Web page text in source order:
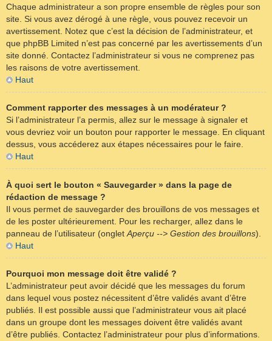
Chaque administrateur a son propre ensemble de règles pour son
site. Si vous avez dérogé à une règle, vous pouvez recevoir un
avertissement. Notez que c’est la décision de l’administrateur, et
que phpBB Limited n’est pas concerné par les avertissements d’un
site donné. Contactez l’administrateur si vous ne comprenez pas
les raisons de votre avertissement.
Haut
Comment rapporter des messages à un modérateur ?
Si l’administrateur l’a permis, allez sur le message à signaler et
vous devriez voir un bouton pour rapporter le message. En cliquant
dessus, vous accéderez aux étapes nécessaires pour le faire.
Haut
À quoi sert le bouton « Sauvegarder » dans la page de
rédaction de message ?
Il vous permet de sauvegarder des brouillons de vos messages et
de les poster ultérieurement. Pour les recharger, allez dans le
panneau de l’utilisateur (onglet Aperçu --> Gestion des brouillons).
Haut
Pourquoi mon message doit être validé ?
L’administrateur peut avoir décidé que les messages du forum
dans lequel vous postez nécessitent d’être validés avant d’être
publiés. Il est possible aussi que l’administrateur vous ait placé
dans un groupe dont les messages doivent être validés avant
d’être publiés. Contactez l’administrateur pour plus d’informations.